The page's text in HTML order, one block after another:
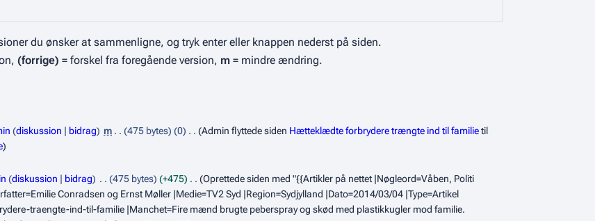
du ønsker at sammenligne, og tryk enter eller knappen nederst på siden.
(forrige) = forskel fra foregående version, m = mindre ændring.
diskussion bidrag m 475 bytes 0 Admin flyttede siden Hætteklædte forbrydere trængte ind til familietil
diskussion bidrag 475 bytes +475
Oprettede siden med "{{Artikler på nettet |Nøgleord=Våben, Politi
Conradsen og Ernst Møller |Medie=TV2 Syd |Region=Sydjylland |Dato=2014/03/04 |Type=Artikel
traengte-ind-til-familie |Manchet=Fire mænd brugte peberspray og skød med plastikkugler mod familie.